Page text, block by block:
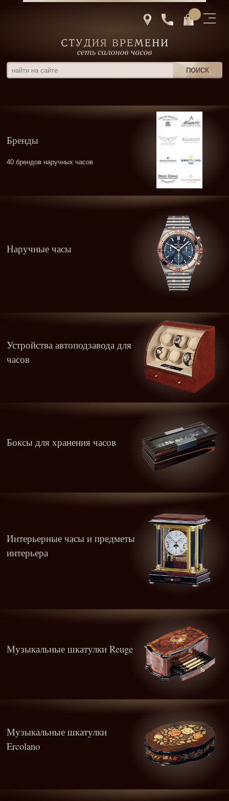
Бренды
40 брендов наручных часов
Наручные часы
Устройства автоподзавода для
часов
Боксы для хранения часов
Интерьерные часы и предметы
интерьера
Музыкальные шкатулки Reuge
Музыкальные шкатулки
Ercolano